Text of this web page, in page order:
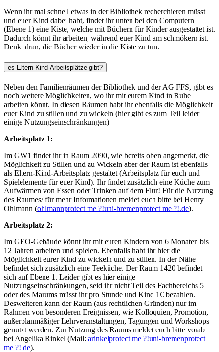
Wenn ihr mal schnell etwas in der Bibliothek recherchieren müsst
und euer Kind dabei habt, findet ihr unten bei den Computern
(Ebene 1) eine Kiste, welche mit Büchern für Kinder ausgestattet ist.
Dadurch könnt ihr arbeiten, während euer Kind am schmökern ist.
Denkt dran, die Bücher wieder in die Kiste zu tun.
es Eltern-Kind-Arbeitsplätze gibt?
Neben den Familienräumen der Bibliothek und der AG FFS, gibt es
noch weitere Möglichkeiten, wo ihr mit eurem Kind in Ruhe
arbeiten könnt. In diesen Räumen habt ihr ebenfalls die Möglichkeit
euer Kind zu stillen und zu wickeln (hier gibt es zum Teil leider
einige Nutzungseinschränkungen)
Arbeitsplatz 1:
Im GW1 findet ihr in Raum 2090, wie bereits oben angemerkt, die
Möglichkeit zu Stillen und zu Wickeln aber der Raum ist ebenfalls
als Eltern-Kind-Arbeitsplatz gestaltet (Arbeitsplatz für euch und
Spielelemente für euer Kind). Ihr findet zusätzlich eine Küche zum
Aufwärmen von Essen oder Trinken auf dem Flur! Für die Nutzung
des Raumes/ für mehr Informationen meldet euch bitte bei Henry
Ohlmann (ohlmannprotect me ?!uni-bremenprotect me ?!.de).
Arbeitsplatz 2:
Im GEO-Gebäude könnt ihr mit euren Kindern von 6 Monaten bis
12 Jahren arbeiten und spielen. Ebenfalls habt ihr hier die
Möglichkeit eurer Kind zu wickeln und zu stillen. In der Nähe
befindet sich zusätzlich eine Teeküche. Der Raum 1420 befindet
sich auf Ebene 1. Leider gibt es hier einige
Nutzungseinschränkungen, seid ihr nicht Teil des Fachbereichs 5
oder des Marums müsst ihr pro Stunde und Kind 1€ bezahlen.
Desweiteren kann der Raum (aus rechtlichen Gründen) nur im
Rahmen von besonderen Ereignissen, wie Kolloquien, Promotion,
außerplanmäßiger Lehrveranstaltungen, Tagungen und Workshops
genutzt werden. Zur Nutzung des Raums meldet euch bitte vorab
bei Angelika Rinkel (Mail: arinkelprotect me ?!uni-bremenprotect
me ?!.de).